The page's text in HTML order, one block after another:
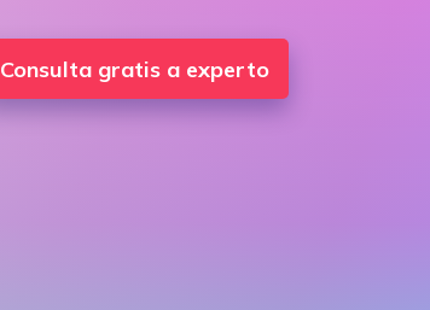
Consulta gratis a experto